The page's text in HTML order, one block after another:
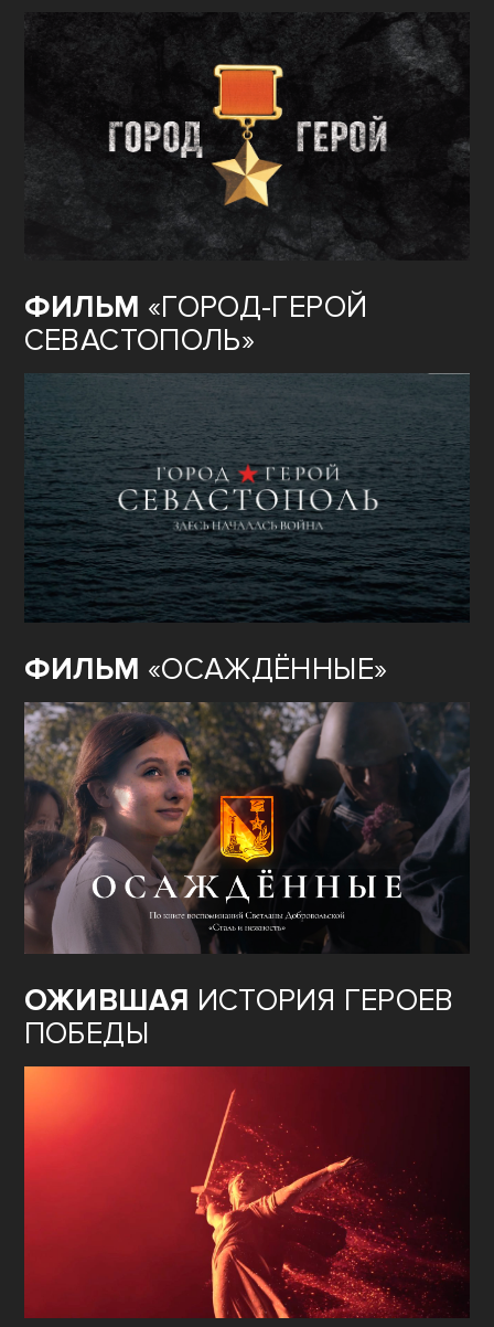
ФИЛЬМ «ГОРОД-ГЕРОЙ
СЕВАСТОПОЛЬ»
ФИЛЬМ «ОСАЖДЁННЫЕ»
ОЖИВШАЯ ИСТОРИЯ ГЕРОЕВ
ПОБЕДЫ